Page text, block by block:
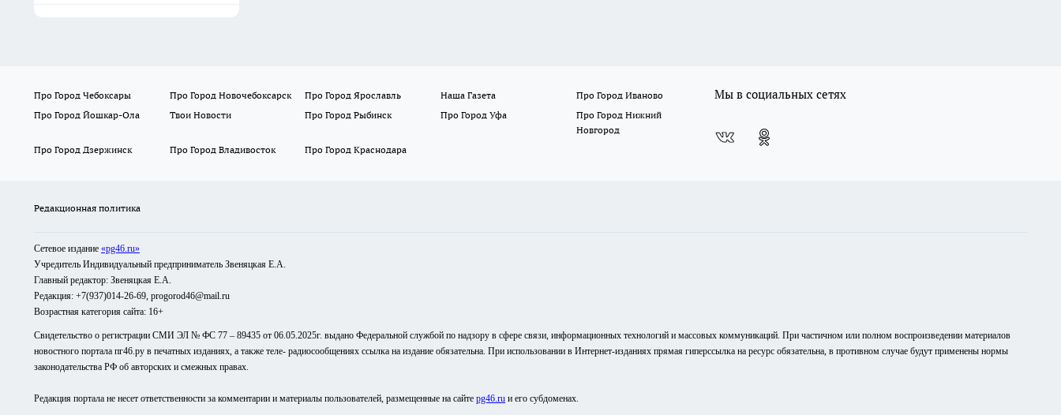
Про Город Чебоксары Про Город Новочебоксарск Про Город Ярославль Наша Газета
Про Город Иваново
Про Город Йошкар-Ола
Твои Новости Про Город Рыбинск Про Город Уфа
Про Город Нижний
Новгород
Про Город Дзержинск
Про Город Владивосток Про Город Краснодара
Мы в социальных сетях
Редакционная политика
Сетевое издание «pg46.ru»
Учредитель Индивидуальный предприниматель Звеняцкая Е.А.
Главный редактор: Звеняцкая Е.А.
Редакция: +7(937)014-26-69, progorod46@mail.ru
Возрастная категория сайта: 16+
Свидетельство о регистрации СМИ ЭЛ № ФС 77 – 89435 от 06.05.2025г. выдано Федеральной службой по надзору в сфере связи, информационных технологий и массовых коммуникаций. При частичном или полном воспроизведении материалов
новостного портала пг46.ру в печатных изданиях, а также теле- радиосообщениях ссылка на издание обязательна. При использовании в Интернет-изданиях прямая гиперссылка на ресурс обязательна, в противном случае будут применены нормы
законодательства РФ об авторских и смежных правах.
Редакция портала не несет ответственности за комментарии и материалы пользователей, размещенные на сайте pg46.ru и его субдоменах.